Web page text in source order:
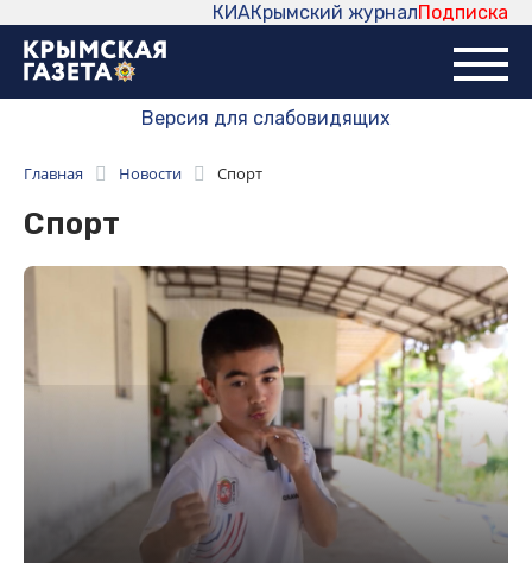
Подписка
Крымский журнал
КИА
Версия для слабовидящих
Главная Новости Спорт
Спорт